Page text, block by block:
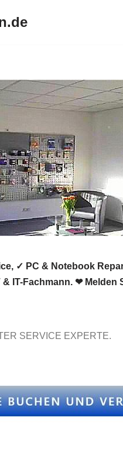
✓ PC & Notebook
IT-Fachmann. ❤ Melden
SERVICE EXPERTE.